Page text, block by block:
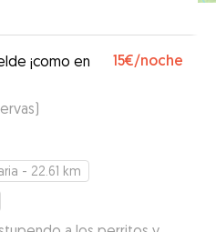
¡como en
15€/noche
)
- 22.61 km